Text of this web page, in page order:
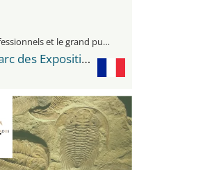
visiteurs professionnels et le grand public
MEETT - Parc des Expositions et Centre de Conventions